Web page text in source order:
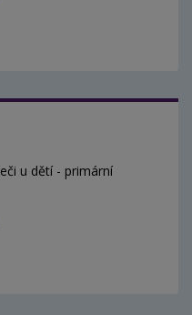
u dětí - primární